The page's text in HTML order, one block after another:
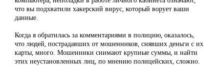
что вы подхватили хакерский вирус, который ворует ваши
данные.
Когда я обратилась за комментариями в полицию, оказалось,
что людей, пострадавших от мошенников, снявших деньги с их
карты, много. Мошенники снимают крупные суммы, и найти
этих неустановленных лиц, по мнению полицейских, сложно.